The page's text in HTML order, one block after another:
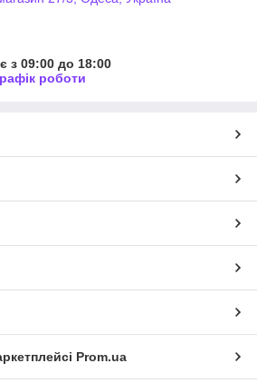
з 09:00 до 18:00
роботи
Prom.ua